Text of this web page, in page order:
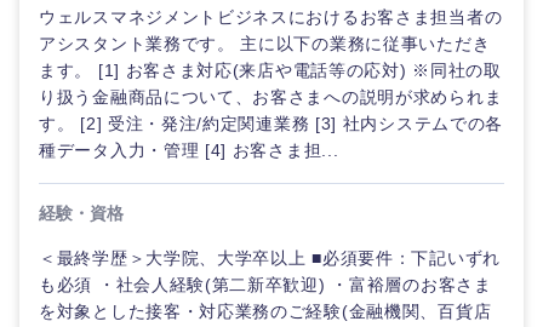
技術職
（IT）、
Webサー
ビス・制
作、ゲー
ム
技術職
（モノづ
金融専門
職
メディカル
不動産専門職
その他
IT・通信
WEBサービス
コンサル・シンクタンク
マスメディア
完全週休2日制 社宅・家賃補助有
ウェルスマネジメントビジネスにおけるお客さま担当者の
アシスタント業務です。 主に以下の業務に従事いただき
ます。 [1] お客さま対応(来店や電話等の応対) ※同社の取
り扱う金融商品について、お客さまへの説明が求められま
す。 [2] 受注・発注/約定関連業務 [3] 社内システムでの各
種データ入力・管理 [4] お客さま担...
経験・資格
＜最終学歴＞大学院、大学卒以上 ■必須要件：下記いずれ
も必須 ・社会人経験(第二新卒歓迎) ・富裕層のお客さま
を対象とした接客・対応業務のご経験(金融機関、百貨店